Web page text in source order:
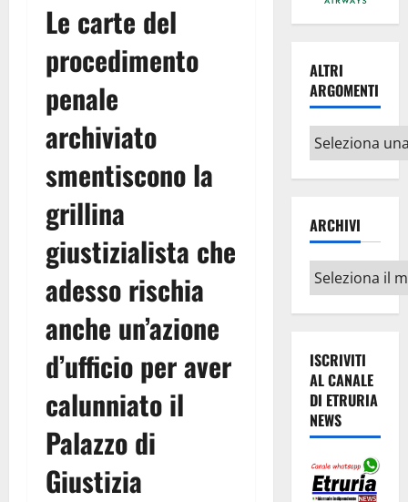
Le carte del
procedimento
penale
archiviato
smentiscono la
grillina
giustizialista che
adesso rischia
anche un’azione
d’ufficio per aver
calunniato il
Palazzo di
Giustizia
ALTRI
ARGOMENTI
Altri
argomenti
ARCHIVI
Archivi
ISCRIVITI
AL CANALE
DI ETRURIA
NEWS